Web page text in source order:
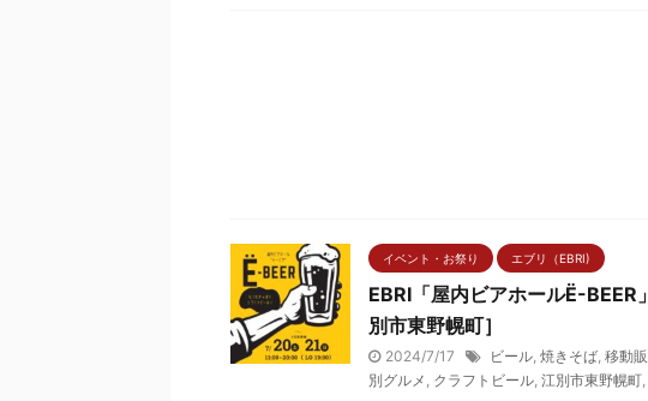
イベント・お祭り エブリ（EBRI)
EBRI「屋内ビアホールЁ-
別市東野幌町］
2024/7/17 ビール, 焼きそば, 移動
別グルメ , クラフトビール, 江別市東野幌町,